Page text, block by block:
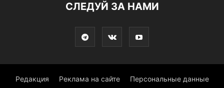
СЛЕДУЙ ЗА НАМИ
Редакция Реклама на сайте Персональные данные